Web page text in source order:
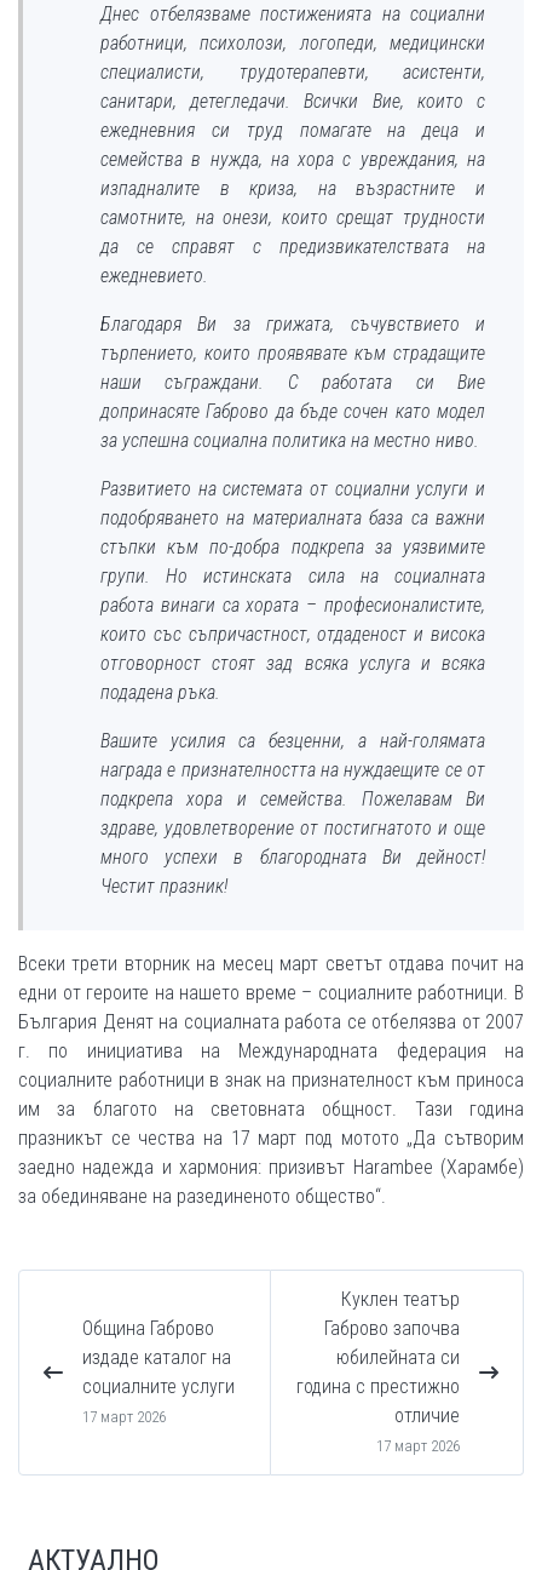
Днес отбелязваме постиженията на социални
работници, психолози, логопеди, медицински
специалисти, трудотерапевти, асистенти,
санитари, детегледачи. Всички Вие, които с
ежедневния си труд помагате на деца и
семейства в нужда, на хора с увреждания, на
изпадналите в криза, на възрастните и
самотните, на онези, които срещат трудности
да се справят с предизвикателствата на
ежедневието.
Благодаря Ви за грижата, съчувствието и
търпението, които проявявате към страдащите
наши съграждани. С работата си Вие
допринасяте Габрово да бъде сочен като модел
за успешна социална политика на местно ниво.
Развитието на системата от социални услуги и
подобряването на материалната база са важни
стъпки към по-добра подкрепа за уязвимите
групи. Но истинската сила на социалната
работа винаги са хората – професионалистите,
които със съпричастност, отдаденост и висока
отговорност стоят зад всяка услуга и всяка
подадена ръка.
Вашите усилия са безценни, а най-голямата
награда е признателността на нуждаещите се от
подкрепа хора и семейства. Пожелавам Ви
здраве, удовлетворение от постигнатото и още
много успехи в благородната Ви дейност!
Честит празник!
Всеки трети вторник на месец март светът отдава почит на
едни от героите на нашето време – социалните работници. В
България Денят на социалната работа се отбелязва от 2007
г. по инициатива на Международната федерация на
социалните работници в знак на признателност към приноса
им за благото на световната общност. Тази година
празникът се чества на 17 март под мотото „Да сътворим
заедно надежда и хармония: призивът Harambee (Харамбе)
за обединяване на разединеното общество“.
Община Габрово
издаде каталог на
социалните услуги
17 март 2026
Куклен театър
Габрово започва
юбилейната си
година с престижно
отличие
17 март 2026
АКТУАЛНО